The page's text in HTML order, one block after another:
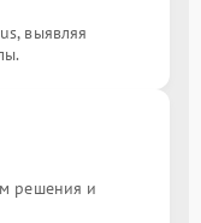
выявляя
решения и